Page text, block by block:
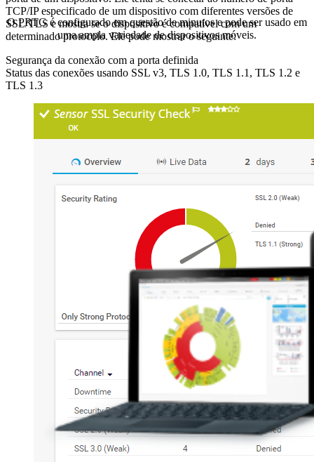
TCP/IP especificado de um dispositivo com diferentes versões de
SSL/TLS e mostra se o dispositivo é compatível com um
determinado protocolo. Ele pode mostrar o seguinte:
Segurança da conexão com a porta definida
Status das conexões usando SSL v3, TLS 1.0, TLS 1.1, TLS 1.2 e
TLS 1.3
O PRTG é configurado em questão de minutos e pode ser usado em
uma ampla variedade de dispositivos móveis.